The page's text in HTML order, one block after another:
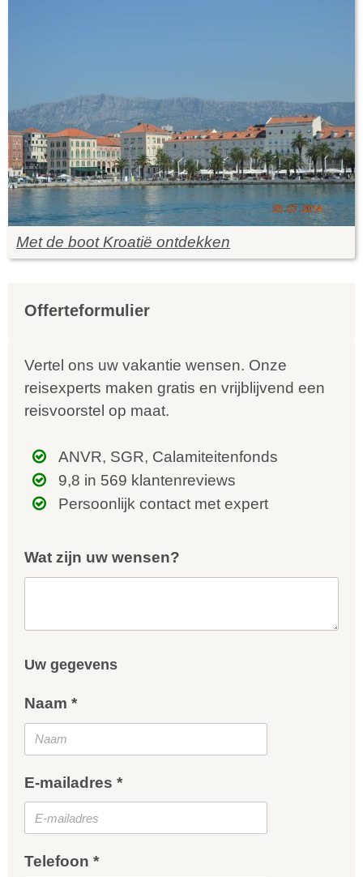
Met de boot Kroatië ontdekken
Offerteformulier
Vertel ons uw vakantie wensen. Onze
reisexperts maken gratis en vrijblijvend een
reisvoorstel op maat.
ANVR, SGR, Calamiteitenfonds
9,8 in 569 klantenreviews
Persoonlijk contact met expert
Wat zijn uw wensen?
Uw gegevens
Naam *
E-mailadres *
Telefoon *